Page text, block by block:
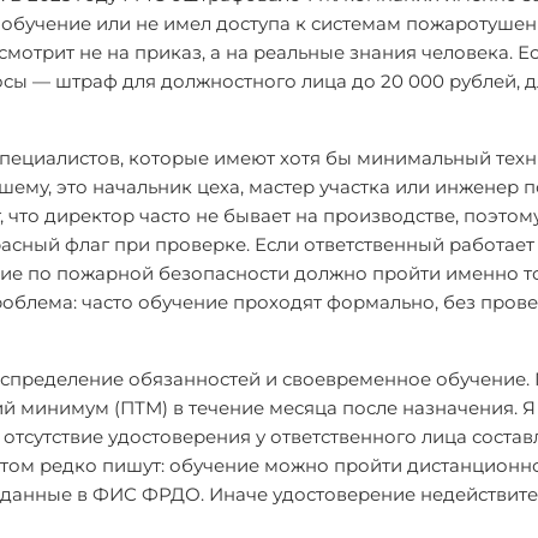
или не имел доступа к системам
не на приказ, а на реальные знания человека.
— штраф для должностного лица до 20 000 рублей,
которые имеют хотя бы минимальный
это начальник цеха, мастер участка или инженер
директор часто не бывает на производстве,
флаг при проверке. Если ответственный
по пожарной безопасности должно пройти именно
часто обучение проходят формально, без
обязанностей и своевременное обучение.
минимум (ПТМ) в течение месяца после назначения.
удостоверения у ответственного лица
редко пишут: обучение можно пройти
в ФИС ФРДО. Иначе удостоверение